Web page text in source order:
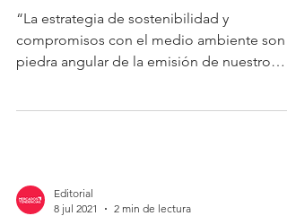
“La estrategia de sostenibilidad y
compromisos con el medio ambiente son
piedra angular de la emisión de nuestro
Editorial
8 jul 2021
2 min de lectura